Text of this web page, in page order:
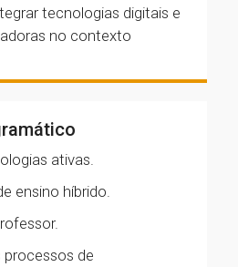
tecnologias digitais e
no contexto
ativas.
ensino híbrido.
processos de